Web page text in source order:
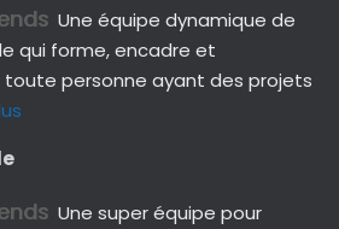
Une équipe dynamique de
qui forme, encadre et
personne ayant des projets
Une super équipe pour